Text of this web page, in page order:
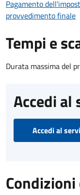
Pagamento
provvedimento finale
Tempi e
Durata massima del
Accedi al
Accedi al